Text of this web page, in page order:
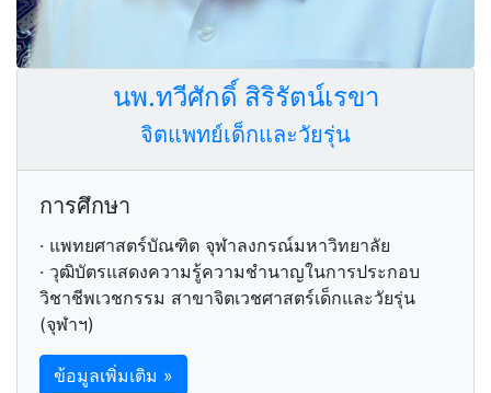
นพ.ทวีศักดิ์ สิริรัตน์เรขา
จิตแพทย์เด็กและวัยรุ่น
การศึกษา
· แพทยศาสตร์บัณฑิต จุฬาลงกรณ์มหาวิทยาลัย
· วุฒิบัตรแสดงความรู้ความชำนาญในการประกอบ
วิชาชีพเวชกรรม สาขาจิตเวชศาสตร์เด็กและวัยรุ่น
(จุฬาฯ)
ข้อมูลเพิ่มเติม »